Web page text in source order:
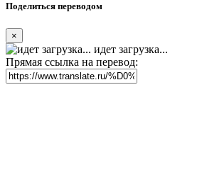
Поделиться переводом
×
идет загрузка...
Прямая ссылка на перевод: